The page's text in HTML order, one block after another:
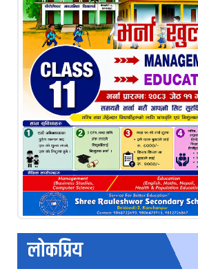
लोकप्रिय